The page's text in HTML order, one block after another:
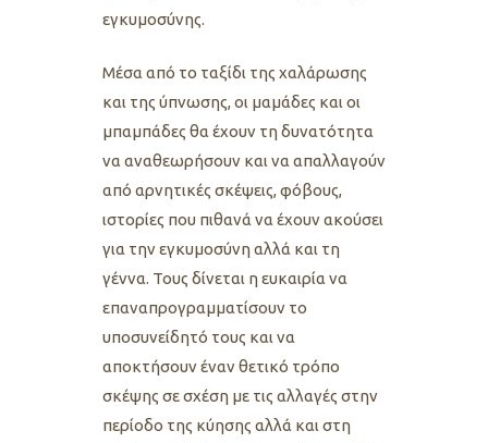
εγκυμοσύνης.
Μέσα από το ταξίδι της χαλάρωσης
και της ύπνωσης, οι μαμάδες και οι
μπαμπάδες θα έχουν τη δυνατότητα
να αναθεωρήσουν και να απαλλαγούν
από αρνητικές σκέψεις, φόβους,
ιστορίες που πιθανά να έχουν ακούσει
για την εγκυμοσύνη αλλά και τη
γέννα. Τους δίνεται η ευκαιρία να
επαναπρογραμματίσουν το
υποσυνείδητό τους και να
αποκτήσουν έναν θετικό τρόπο
σκέψης σε σχέση με τις αλλαγές στην
περίοδο της κύησης αλλά και στη